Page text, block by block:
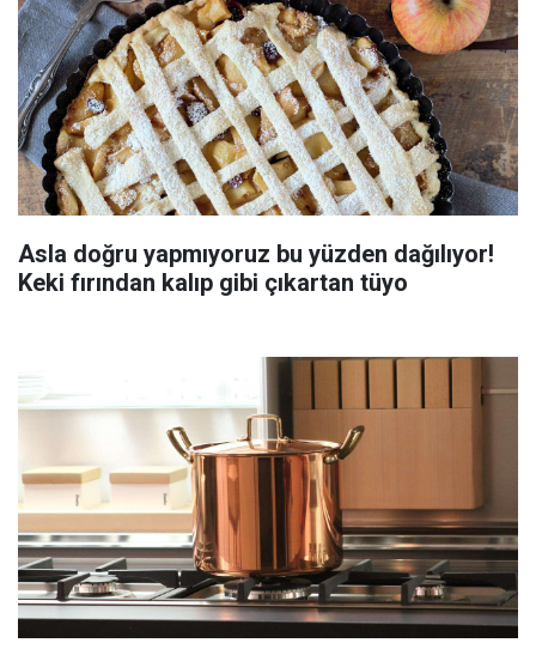
Asla doğru yapmıyoruz bu yüzden dağılıyor!
Keki fırından kalıp gibi çıkartan tüyo